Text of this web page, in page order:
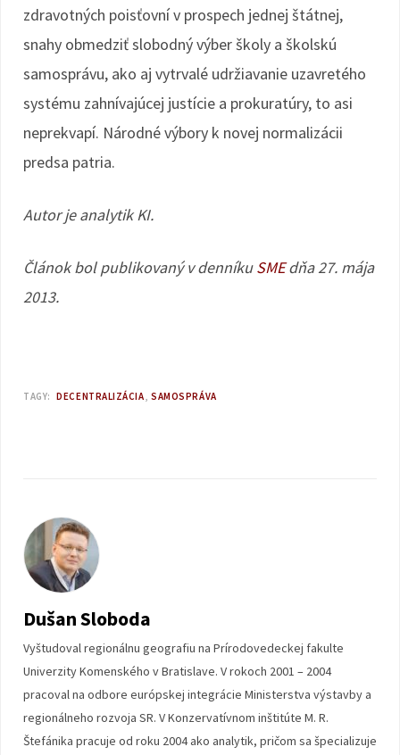
zdravotných poisťovní v prospech jednej štátnej,
snahy obmedziť slobodný výber školy a školskú
samosprávu, ako aj vytrvalé udržiavanie uzavretého
systému zahnívajúcej justície a prokuratúry, to asi
neprekvapí. Národné výbory k novej normalizácii
predsa patria.
Autor je analytik KI.
Článok bol publikovaný v denníkuSMEdňa 27. mája
2013.
TAGY: DECENTRALIZÁCIA SAMOSPRÁVA
Dušan Sloboda
Vyštudoval regionálnu geografiu na Prírodovedeckej fakulte
Univerzity Komenského v Bratislave. V rokoch 2001 – 2004
pracoval na odbore európskej integrácie Ministerstva výstavby a
regionálneho rozvoja SR. V Konzervatívnom inštitúte M. R.
Štefánika pracuje od roku 2004 ako analytik, pričom sa špecializuje